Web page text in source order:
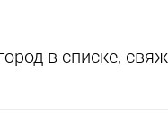
в списке,